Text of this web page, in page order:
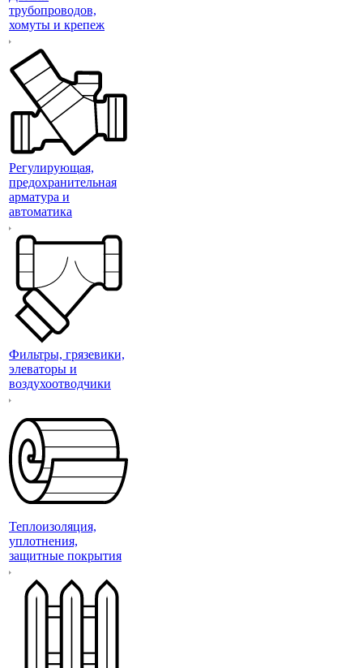
трубопроводов,
хомуты и крепеж
Регулирующая,
предохранительная
арматура и
автоматика
Фильтры, грязевики,
элеваторы и
воздухоотводчики
Теплоизоляция,
уплотнения,
защитные покрытия